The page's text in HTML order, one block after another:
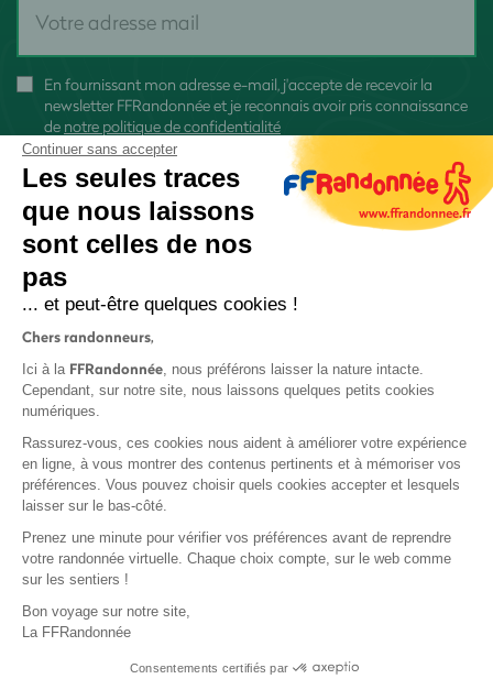
En fournissant mon adresse e-mail, j'accepte de recevoir la
newsletter FFRandonnée et je reconnais avoir pris connaissance
de notre politique de confidentialité
Protection des données
Politique de confidentialité
Base documentaire
Continuer sans accepter
Les seules traces
que nous laissons
sont celles de nos
pas
... et peut-être quelques cookies !
Chers randonneurs,
Ici à la FFRandonnée, nous préférons laisser la nature intacte.
Cependant, sur notre site, nous laissons quelques petits cookies
numériques.
Rassurez-vous, ces cookies nous aident à améliorer votre expérience
en ligne, à vous montrer des contenus pertinents et à mémoriser vos
préférences. Vous pouvez choisir quels cookies accepter et lesquels
laisser sur le bas-côté.
Prenez une minute pour vérifier vos préférences avant de reprendre
votre randonnée virtuelle. Chaque choix compte, sur le web comme
sur les sentiers !
Bon voyage sur notre site,
La FFRandonnée
Consentements certifiés par